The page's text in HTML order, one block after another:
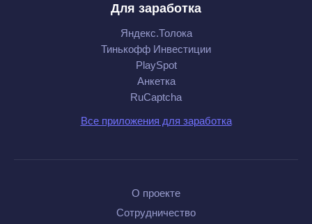
Для заработка
Яндекс.Толока
Тинькофф Инвестиции
PlaySpot
Анкетка
RuCaptcha
Все приложения для заработка
О проекте
Сотрудничество